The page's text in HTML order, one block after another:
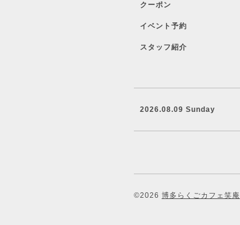
クーポン
イベント予約
スタッフ紹介
2026.08.09 Sunday
©2026 博多らくごカフェ笑庵